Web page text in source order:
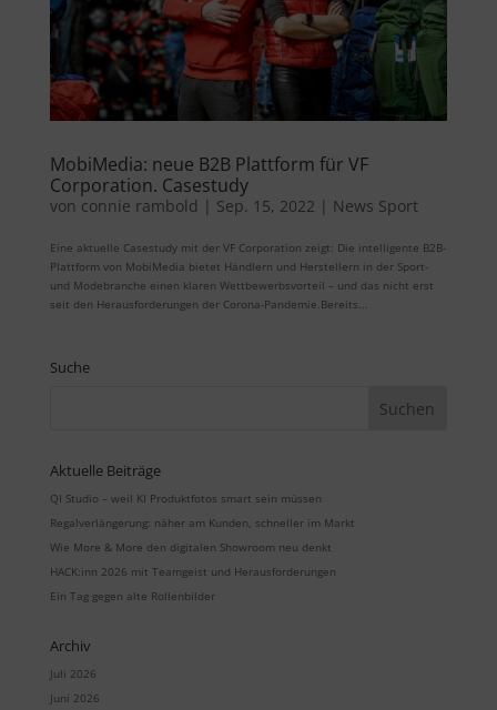
MobiMedia: neue B2B Plattform für VF
Corporation. Casestudy
von connie rambold | Sep. 15, 2022 | News Sport
Eine aktuelle Casestudy mit der VF Corporation zeigt: Die intelligente B2B-
Plattform von MobiMedia bietet Händlern und Herstellern in der Sport-
und Modebranche einen klaren Wettbewerbsvorteil – und das nicht erst
seit den Herausforderungen der Corona-Pandemie.Bereits...
Suche
Aktuelle Beiträge
QI Studio – weil KI Produktfotos smart sein müssen
Regalverlängerung: näher am Kunden, schneller im Markt
Wie More & More den digitalen Showroom neu denkt
HACK:inn 2026 mit Teamgeist und Herausforderungen
Ein Tag gegen alte Rollenbilder
Archiv
Juli 2026
Juni 2026